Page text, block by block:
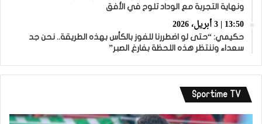
ونهاية التجربة مع الوداد تلوح في الأفق
13:50 | 3 أبريل، 2026
حكيمي: “حتى لو اضطررنا للفوز بالكأس بهذه الطريقة.. نحن جد
سعداء وننتظر هذه اللحظة بفارغ الصبر”
Sportime TV